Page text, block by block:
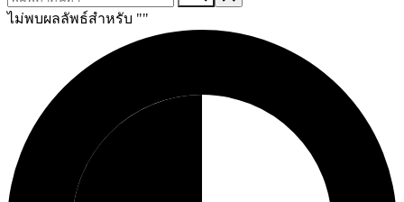
ไม่พบผลลัพธ์สำหรับ ""